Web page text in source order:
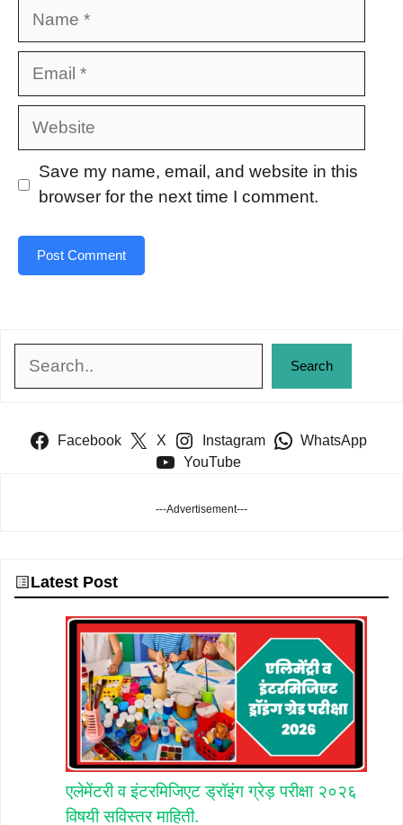
Website
Save my name, email, and website in this
browser for the next time I comment.
Search
Facebook X Instagram
WhatsApp
YouTube
---Advertisement---
Latest Post
एलेमेंटरी व इंटरमिजिएट ड्रॉइंग ग्रेड़ परीक्षा २०२६
विषयी सविस्तर माहिती.